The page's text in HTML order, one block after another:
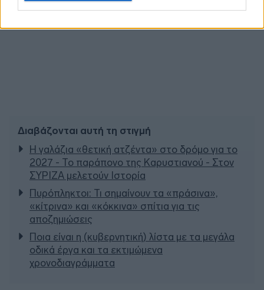
Διαβάζονται αυτή τη στιγμή
Η γαλάζια «θετική ατζέντα» στο δρόμο για το
2027 - Το παράπονο της Καρυστιανού - Στον
ΣΥΡΙΖΑ μελετούν Ιστορία
Πυρόπληκτοι: Τι σημαίνουν τα «πράσινα»,
«κίτρινα» και «κόκκινα» σπίτια για τις
αποζημιώσεις
Ποια είναι η (κυβερνητική) λίστα με τα μεγάλα
οδικά έργα και τα εκτιμώμενα
χρονοδιαγράμματα